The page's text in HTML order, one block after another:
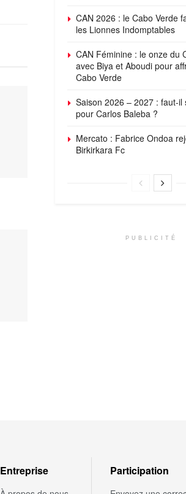
CAN 2026 : le Cabo Verde
les Lionnes Indomptables
CAN Féminine : le onze du
avec Biya et Aboudi pour
Cabo Verde
Saison 2026 – 2027 : faut-il
pour Carlos Baleba ?
Mercato : Fabrice Ondoa
Birkirkara Fc
PUBLICITÉ
Entreprise Participation